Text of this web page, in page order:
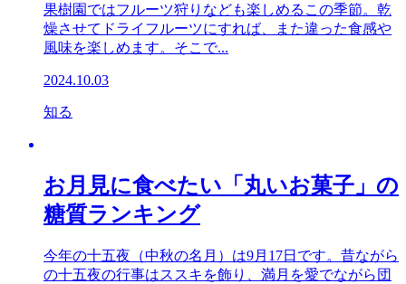
果樹園ではフルーツ狩りなども楽しめるこの季節。乾
燥させてドライフルーツにすれば、また違った食感や
風味を楽しめます。そこで...
2024.10.03
知る
お月見に食べたい「丸いお菓子」の
糖質ランキング
今年の十五夜（中秋の名月）は9月17日です。昔ながら
の十五夜の行事はススキを飾り、満月を愛でながら団